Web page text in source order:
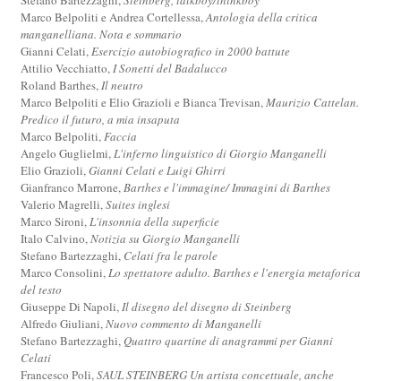
Marco Belpoliti e Andrea Cortellessa,Antologia della critica
manganelliana. Nota e sommario
Gianni Celati,Esercizio autobiografico in 2000 battute
Attilio Vecchiatto,I Sonetti del Badalucco
Roland Barthes,Il neutro
Marco Belpoliti e Elio Grazioli e Bianca Trevisan,Maurizio Cattelan.
Predico il futuro, a mia insaputa
Marco Belpoliti,Faccia
Angelo Guglielmi,L'inferno linguistico di Giorgio Manganelli
Elio Grazioli,Gianni Celati e Luigi Ghirri
Gianfranco Marrone,Barthes e l'immagine/ Immagini di Barthes
Valerio Magrelli,Suites inglesi
Marco Sironi,L'insonnia della superficie
Italo Calvino,Notizia su Giorgio Manganelli
Stefano Bartezzaghi, Celati fra le parole
Marco Consolini,Lo spettatore adulto. Barthes e l'energia metaforica
del testo
Giuseppe Di Napoli,Il disegno del disegno di Steinberg
Alfredo Giuliani,Nuovo commento di Manganelli
Stefano Bartezzaghi,Quattro quartine di anagrammi per Gianni
Celati
Francesco Poli,SAUL STEINBERG Un artista concettuale, anche